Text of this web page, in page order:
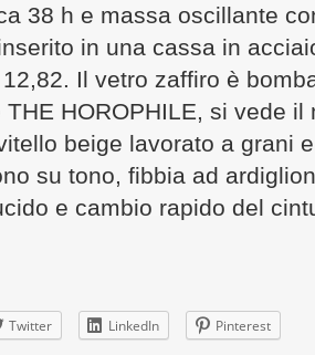
38 h e massa oscillante
in una cassa in
Il vetro zaffiro è
HOROPHILE, si vede
beige lavorato a grani
su tono, fibbia ad
e cambio rapido del
Twitter LinkedIn Pinterest